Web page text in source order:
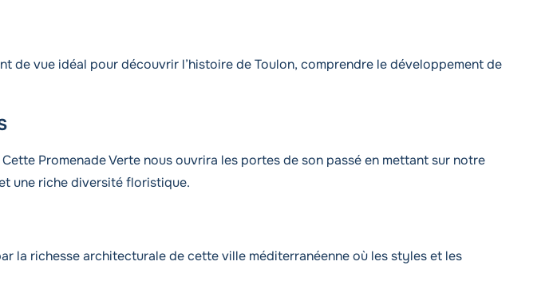
de vue idéal pour découvrir l’histoire de Toulon, comprendre le développement de
Promenade Verte nous ouvrira les portes de son passé en mettant sur notre
une riche diversité floristique.
la richesse architecturale de cette ville méditerranéenne où les styles et les